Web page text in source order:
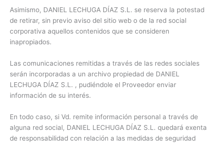
Asimismo, DANIEL LECHUGA DÍAZ S.L. se reserva la potestad
de retirar, sin previo aviso del sitio web o de la red social
corporativa aquellos contenidos que se consideren
inapropiados.
Las comunicaciones remitidas a través de las redes sociales
serán incorporadas a un archivo propiedad de DANIEL
LECHUGA DÍAZ S.L. , pudiéndole el Proveedor enviar
información de su interés.
En todo caso, si Vd. remite información personal a través de
alguna red social, DANIEL LECHUGA DÍAZ S.L. quedará exenta
de responsabilidad con relación a las medidas de seguridad